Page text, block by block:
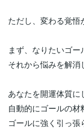
ただし、変わる覚悟
まず、なりたいゴー
それから悩みを解消
あなたを開運体質に
自動的にゴールの材
ゴールに強く引っ張